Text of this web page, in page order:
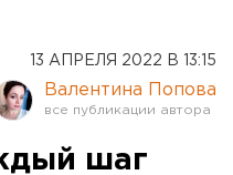
13 АПРЕЛЯ 2022 В 13:15
Валентина Попова
шаг